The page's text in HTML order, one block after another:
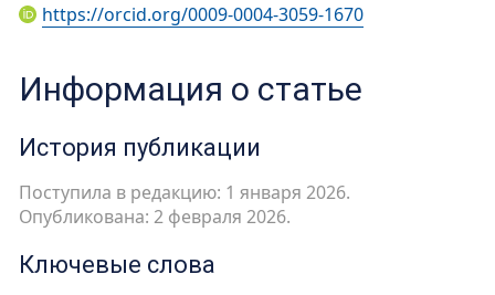
https://orcid.org/0009-0004-3059-1670
Информация о статье
История публикации
Поступила в редакцию: 1 января 2026.
Опубликована: 2 февраля 2026.
Ключевые слова